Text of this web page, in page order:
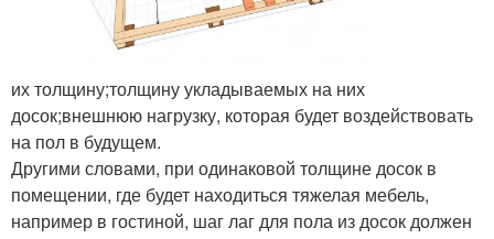
их толщину;толщину укладываемых на них
досок;внешнюю нагрузку, которая будет воздействовать
на пол в будущем.
Другими словами, при одинаковой толщине досок в
помещении, где будет находиться тяжелая мебель,
например в гостиной, шаг лаг для пола из досок должен